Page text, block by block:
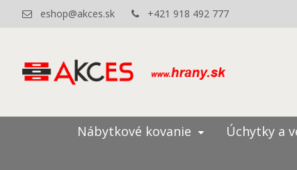
eshop@akces.sk +421 918 492 777
Nábytkové kovanie Úchytky a